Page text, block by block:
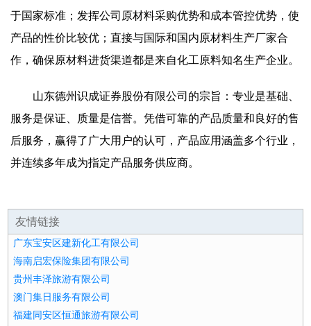
于国家标准；发挥公司原材料采购优势和成本管控优势，使
产品的性价比较优；直接与国际和国内原材料生产厂家合
作，确保原材料进货渠道都是来自化工原料知名生产企业。
山东德州识成证券股份有限公司的宗旨：专业是基础、
服务是保证、质量是信誉。凭借可靠的产品质量和良好的售
后服务，赢得了广大用户的认可，产品应用涵盖多个行业，
并连续多年成为指定产品服务供应商。
友情链接
广东宝安区建新化工有限公司
海南启宏保险集团有限公司
贵州丰泽旅游有限公司
澳门集日服务有限公司
福建同安区恒通旅游有限公司